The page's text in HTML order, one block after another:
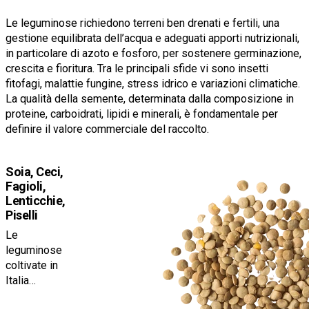
Le leguminose richiedono terreni ben drenati e fertili, una
gestione equilibrata dell’acqua e adeguati apporti nutrizionali,
in particolare di azoto e fosforo, per sostenere germinazione,
crescita e fioritura. Tra le principali sfide vi sono insetti
fitofagi, malattie fungine, stress idrico e variazioni climatiche.
La qualità della semente, determinata dalla composizione in
proteine, carboidrati, lipidi e minerali, è fondamentale per
definire il valore commerciale del raccolto.
Soia, Ceci,
Fagioli,
Lenticchie,
Piselli
Le
leguminose
coltivate in
Italia